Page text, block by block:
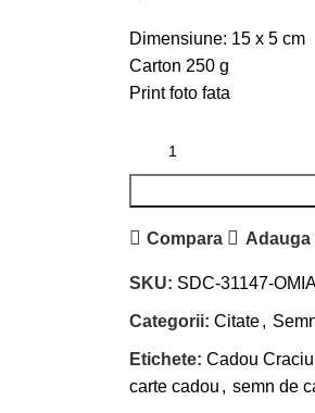
Dimensiune: 15 x 5 cm
Carton 250 g
Print foto fata
Compara Adauga
SKU: SDC-31147-
Categorii: Citate,
Etichete: Cadou
carte cadou , semn de